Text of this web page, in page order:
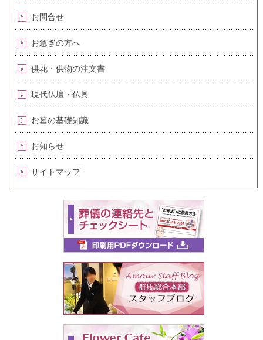
お問合せ
お急ぎの方へ
供花・供物の注文書
現代仏壇・仏具
お墓の基礎知識
お知らせ
サイトマップ